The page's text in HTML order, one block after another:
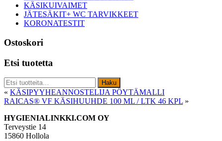
KÄSIKUIVAIMET
JÄTESÄKIT+ WC TARVIKKEET
KORONATESTIT
Ostoskori
Etsi tuotetta
Etsi: Haku
« KÄSIPYYHEANNOSTELIJA PÖYTÄMALLI
RAICAS® VF KÄSIHUUHDE 100 ML / LTK 46 KPL »
Footer
HYGIENIALINKKI.COM OY
Terveystie 14
15860 Hollola